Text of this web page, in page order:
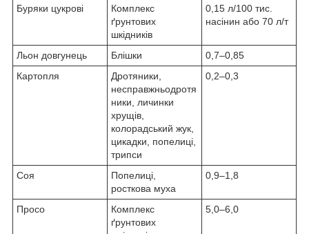
Буряки цукрові
Комплекс
ґрунтових
шкідників
0,15 л/100 тис.
насінин або 70 л/т
Льон довгунець Блішки
0,7–0,85
Картопля
Дротяники,
несправжньодротя
ники, личинки
хрущів,
колорадський жук,
цикадки, попелиці,
трипси
0,2–0,3
Соя
Попелиці,
росткова муха
0,9–1,8
Просо
Комплекс
ґрунтових
5,0–6,0